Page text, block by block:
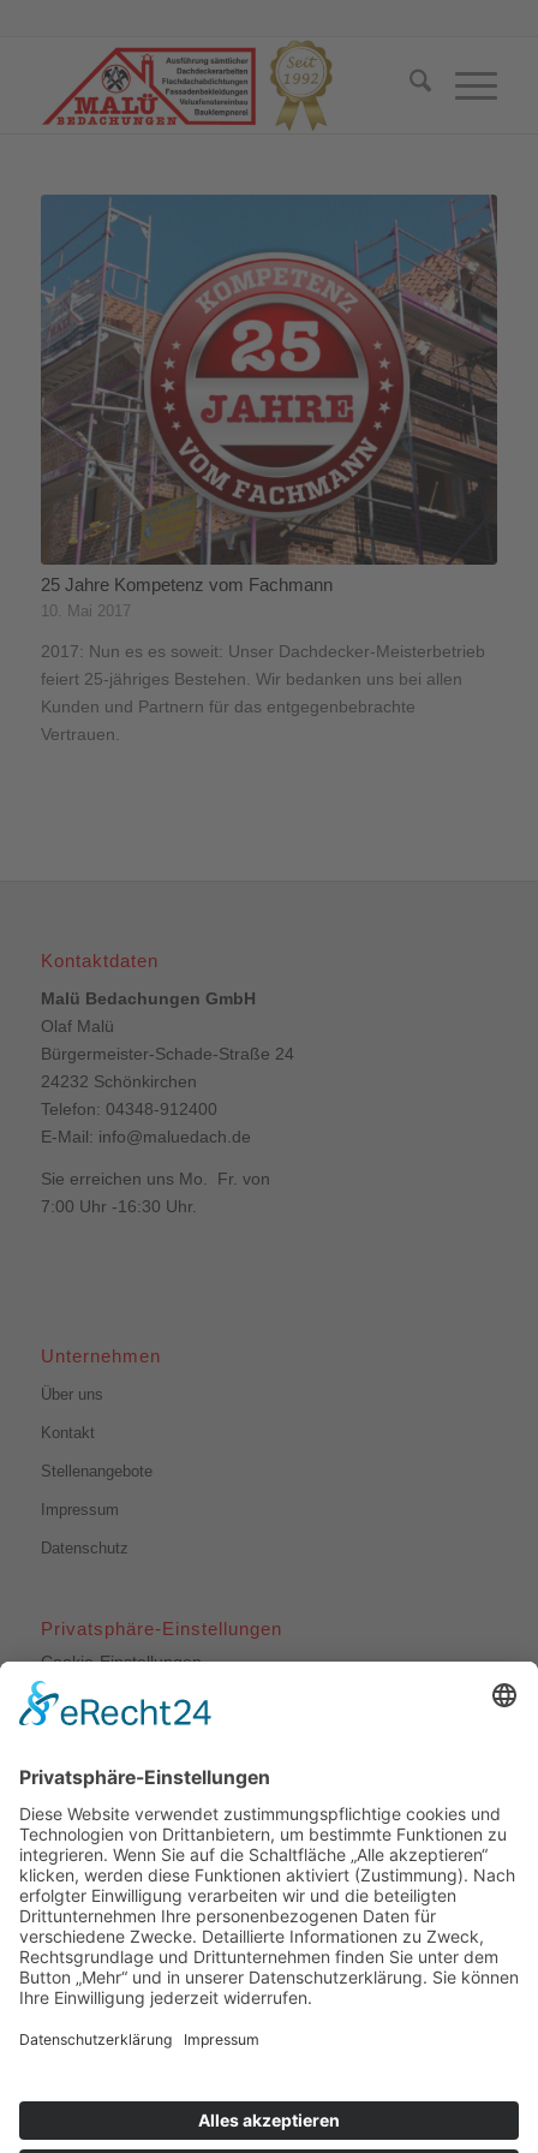
25 Jahre Kompetenz vom Fachmann
10. Mai 2017
2017: Nun es es soweit: Unser Dachdecker-Meisterbetrieb
feiert 25-jähriges Bestehen. Wir bedanken uns bei allen
Kunden und Partnern für das entgegenbebrachte
Vertrauen.
Kontaktdaten
Malü Bedachungen GmbH
Olaf Malü
Bürgermeister-Schade-Straße 24
24232 Schönkirchen
Telefon: 04348-912400
E-Mail: info@maluedach.de
Sie erreichen uns Mo. Fr. von
7:00 Uhr -16:30 Uhr.
Unternehmen
Über uns
Kontakt
Stellenangebote
Impressum
Datenschutz
Privatsphäre-Einstellungen
Cookie-Einstellungen
Dachdeckerarbeiten
Bauklempnerei
Flachdachabdichtungen
Fassadenbekleidungen
Veluxfenstereinbau
Dachfensterkonfigurator